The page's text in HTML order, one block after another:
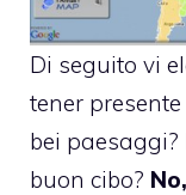
Di seguito vi
tener
bei
buon cibo?